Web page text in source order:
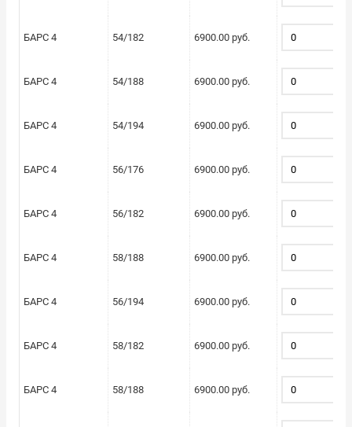
БАРС 4 54/182 6900.00 руб.
БАРС 4 54/188 6900.00 руб.
БАРС 4 54/194 6900.00 руб.
БАРС 4 56/176 6900.00 руб.
БАРС 4 56/182 6900.00 руб.
БАРС 4 58/188 6900.00 руб.
БАРС 4 56/194 6900.00 руб.
БАРС 4 58/182 6900.00 руб.
БАРС 4 58/188 6900.00 руб.